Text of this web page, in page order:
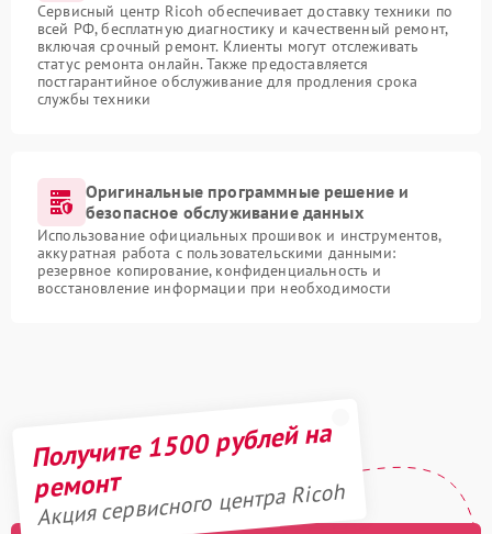
Сервисный центр Ricoh обеспечивает доставку техники по
всей РФ, бесплатную диагностику и качественный ремонт,
включая срочный ремонт. Клиенты могут отслеживать
статус ремонта онлайн. Также предоставляется
постгарантийное обслуживание для продления срока
службы техники
Оригинальные программные решение и
безопасное обслуживание данных
Использование официальных прошивок и инструментов,
аккуратная работа с пользовательскими данными:
резервное копирование, конфиденциальность и
восстановление информации при необходимости
Получите 1500 рублей на
ремонт
Акция сервисного центра Ricoh